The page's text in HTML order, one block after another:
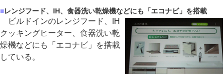
■レンジフード、IH、食器洗い乾燥機などにも「エコナビ」を搭載
ビルドインのレンジフード、IH
クッキングヒーター、食器洗い乾
燥機などにも「エコナビ」を搭載
している。